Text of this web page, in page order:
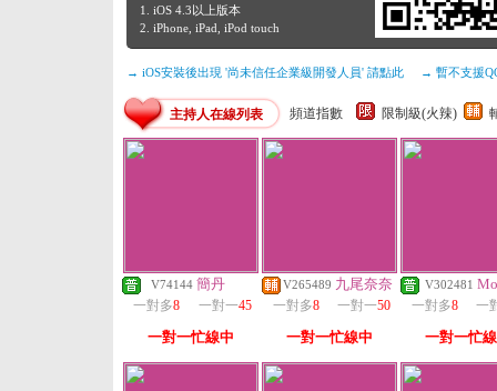
1. iOS 4.3以上版本
2. iPhone, iPad, iPod touch
→ iOS安裝後出現 '尚未信任企業級開發人員' 請點此 → 暫不支援
主持人在線列表 頻道指數 限制級(火辣)
V74144 簡丹
一對多8 一對一45
一對一忙線中
V265489 九尾奈奈
一對多8 一對一50
一對一忙線中
V302481
一對多8 一
一對一忙